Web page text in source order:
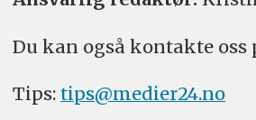
Du kan også kontakte oss
Tips: tips@medier24.no